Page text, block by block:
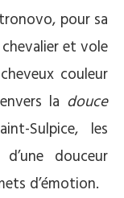
pour sa
et vole
couleur
la douce
Sulpice, les
douceur
d’émotion.